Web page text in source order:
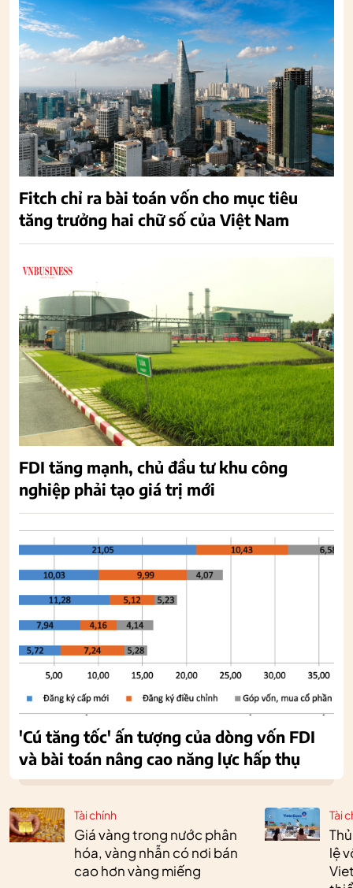
Tài chính
Giá vàng trong nước phân
hóa, vàng nhẫn có nơi bán
cao hơn vàng miếng
Tài
lệ
Fitch chỉ ra bài toán vốn cho mục tiêu
tăng trưởng hai chữ số của Việt Nam
FDI tăng mạnh, chủ đầu tư khu công
nghiệp phải tạo giá trị mới
'Cú tăng tốc' ấn tượng của dòng vốn FDI
và bài toán nâng cao năng lực hấp thụ